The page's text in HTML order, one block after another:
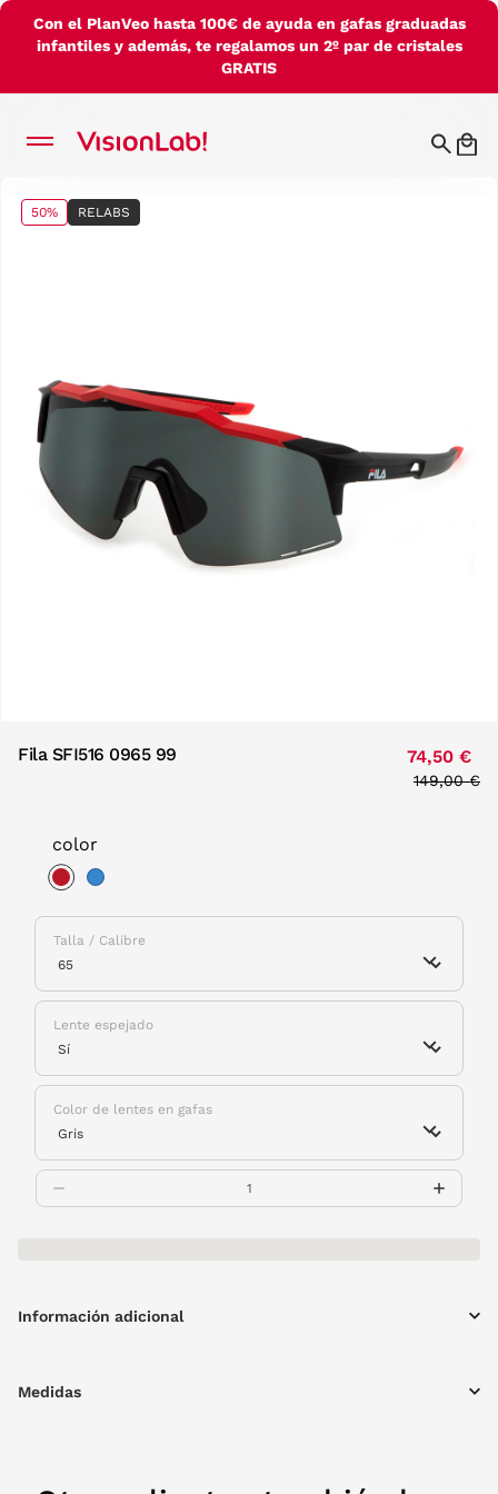
Con el PlanVeo hasta 100€ de ayuda en gafas graduadas
infantiles y además, te regalamos un 2º par de cristales
GRATIS
50% RELABS
Fila SFI516 0965 99 74,50 €
Price
149,00 €
color
Talla / Calibre
Lente espejado
Color de lentes en gafas
Información adicional
Medidas